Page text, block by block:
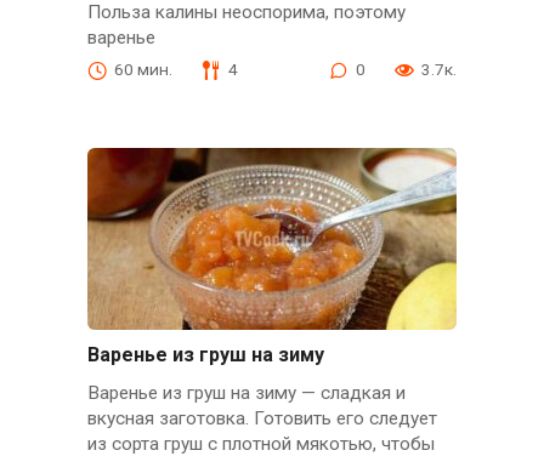
Польза калины неоспорима, поэтому
варенье
60 мин. 4 0 3.7к.
Варенье из груш на зиму
Варенье из груш на зиму — сладкая и
вкусная заготовка. Готовить его следует
из сорта груш с плотной мякотью, чтобы